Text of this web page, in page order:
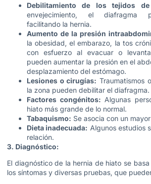
Debilitamiento de los tejidos
envejecimiento, el diafragma
facilitando la hernia.
Aumento de la presión
la obesidad, el embarazo, la tos
con esfuerzo al evacuar o
pueden aumentar la presión en el
desplazamiento del estómago.
Lesiones o cirugías: Traumatismos
la zona pueden debilitar el diafragma.
Factores congénitos: Algunas
hiato más grande de lo normal.
Tabaquismo: Se asocia con un
Dieta inadecuada: Algunos estudios
relación.
3. Diagnóstico:
El diagnóstico de la hernia de hiato se
los síntomas y diversas pruebas, que